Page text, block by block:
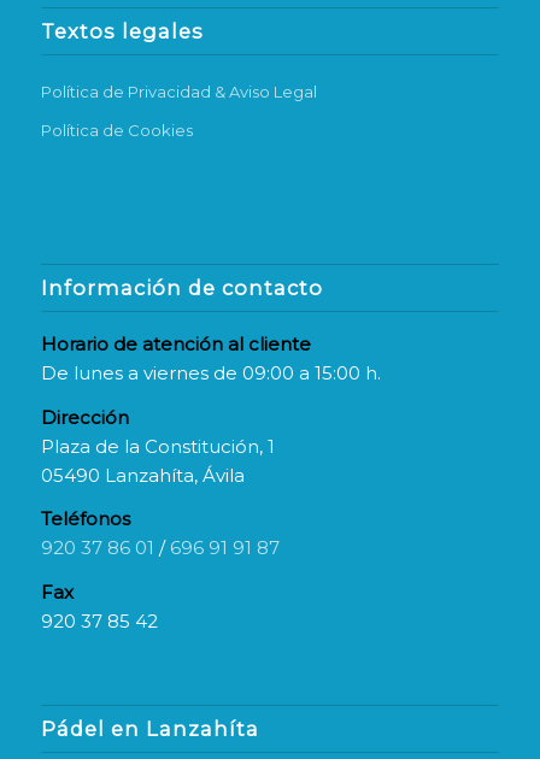
Textos legales
Política de Privacidad & Aviso Legal
Política de Cookies
Información de contacto
Horario de atención al cliente
De lunes a viernes de 09:00 a 15:00 h.
Dirección
Plaza de la Constitución, 1
05490 Lanzahíta, Ávila
Teléfonos
920 37 86 01 / 696 91 91 87
Fax
920 37 85 42
Pádel en Lanzahíta